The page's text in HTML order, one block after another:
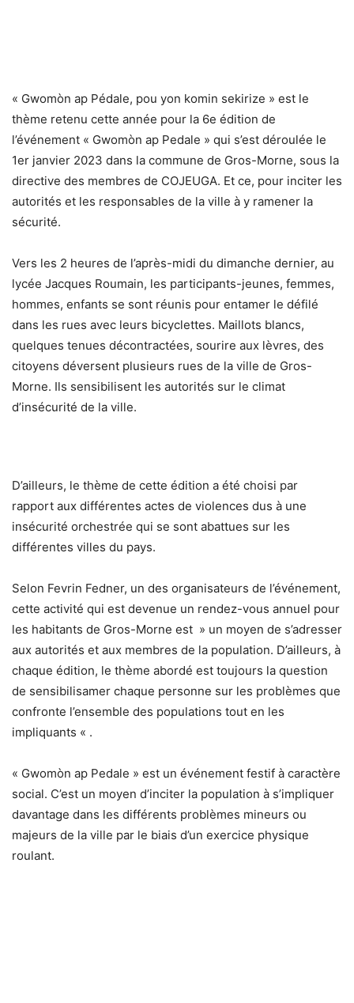
« Gwomòn ap Pédale, pou yon komin sekirize » est le
thème retenu cette année pour la 6e édition de
l’événement « Gwomòn ap Pedale » qui s’est déroulée le
1er janvier 2023 dans la commune de Gros-Morne, sous la
directive des membres de COJEUGA. Et ce, pour inciter les
autorités et les responsables de la ville à y ramener la
sécurité.
Vers les 2 heures de l’après-midi du dimanche dernier, au
lycée Jacques Roumain, les participants-jeunes, femmes,
hommes, enfants se sont réunis pour entamer le défilé
dans les rues avec leurs bicyclettes. Maillots blancs,
quelques tenues décontractées, sourire aux lèvres, des
citoyens déversent plusieurs rues de la ville de Gros-
Morne. Ils sensibilisent les autorités sur le climat
d’insécurité de la ville.
D’ailleurs, le thème de cette édition a été choisi par
rapport aux différentes actes de violences dus à une
insécurité orchestrée qui se sont abattues sur les
différentes villes du pays.
Selon Fevrin Fedner, un des organisateurs de l’événement,
cette activité qui est devenue un rendez-vous annuel pour
les habitants de Gros-Morne est » un moyen de s’adresser
aux autorités et aux membres de la population. D’ailleurs, à
chaque édition, le thème abordé est toujours la question
de sensibilisamer chaque personne sur les problèmes que
confronte l’ensemble des populations tout en les
impliquants « .
« Gwomòn ap Pedale » est un événement festif à caractère
social. C’est un moyen d’inciter la population à s’impliquer
davantage dans les différents problèmes mineurs ou
majeurs de la ville par le biais d’un exercice physique
roulant.